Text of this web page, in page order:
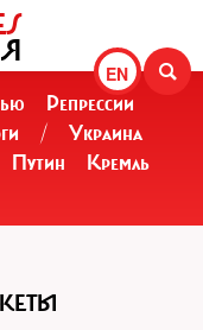
EN
Репрессии
/
Украина
Путин
Кремль